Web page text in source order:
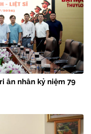
ân nhân kỷ niệm 79